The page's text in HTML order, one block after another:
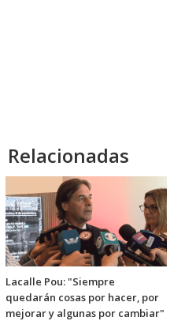
Relacionadas
Lacalle Pou: "Siempre
quedarán cosas por hacer, por
mejorar y algunas por cambiar"